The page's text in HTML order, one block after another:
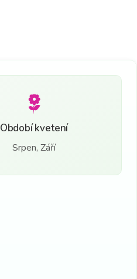
Období kvetení
Srpen, Září